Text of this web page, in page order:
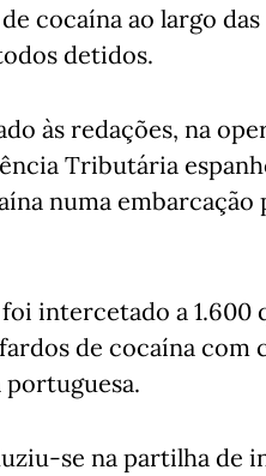
cocaína ao largo
detidos.
às redações, na
Tributária
numa
intercetado a 1.600
de cocaína com
se na partilha de